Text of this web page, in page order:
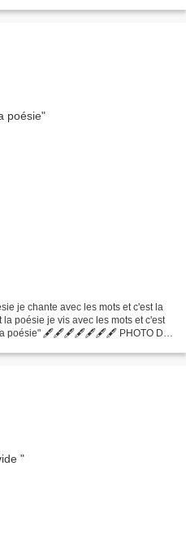
je chante avec les mots et c'est la
poésie je vis avec les mots et c'est
la poésie" 🖋🖋🖋🖋🖋🖋🖋 PHOTO DE